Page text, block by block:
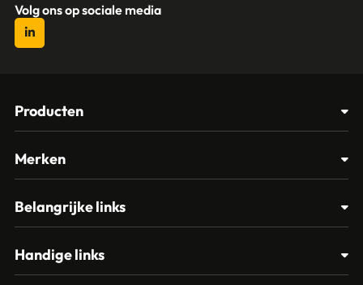
Volg ons op sociale media
Producten
Glasbewassing
Materialen
Papier – Dispensers - Toiletinrichting
Merken
Spectro
Vikan
Belangrijke links
Contact
Handige links